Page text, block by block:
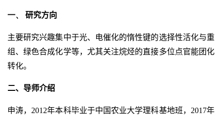
一、 研究方向
主要研究兴趣集中于光、电催化的惰性键的选择性活化与重
组、绿色合成化学等，尤其关注烷烃的直接多位点官能团化
转化。
二、导师介绍
申涛， 2012年本科毕业于中国农业大学理科基地班， 2017年